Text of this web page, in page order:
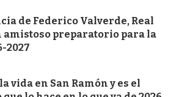
de Federico Valverde, Real
amistoso preparatorio para la
2027
vida en San Ramón y es el